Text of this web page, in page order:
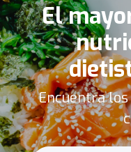
El
Encuentra